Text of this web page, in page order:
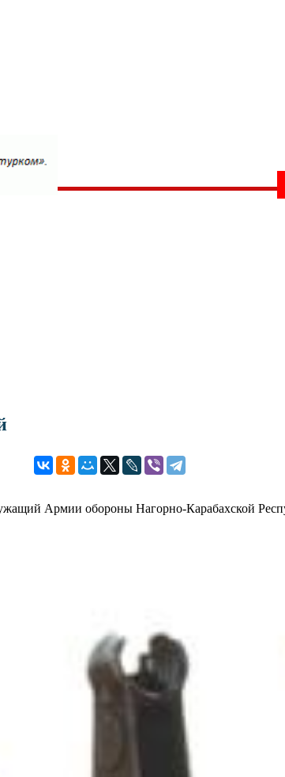
Армии обороны Нагорно-Карабахской